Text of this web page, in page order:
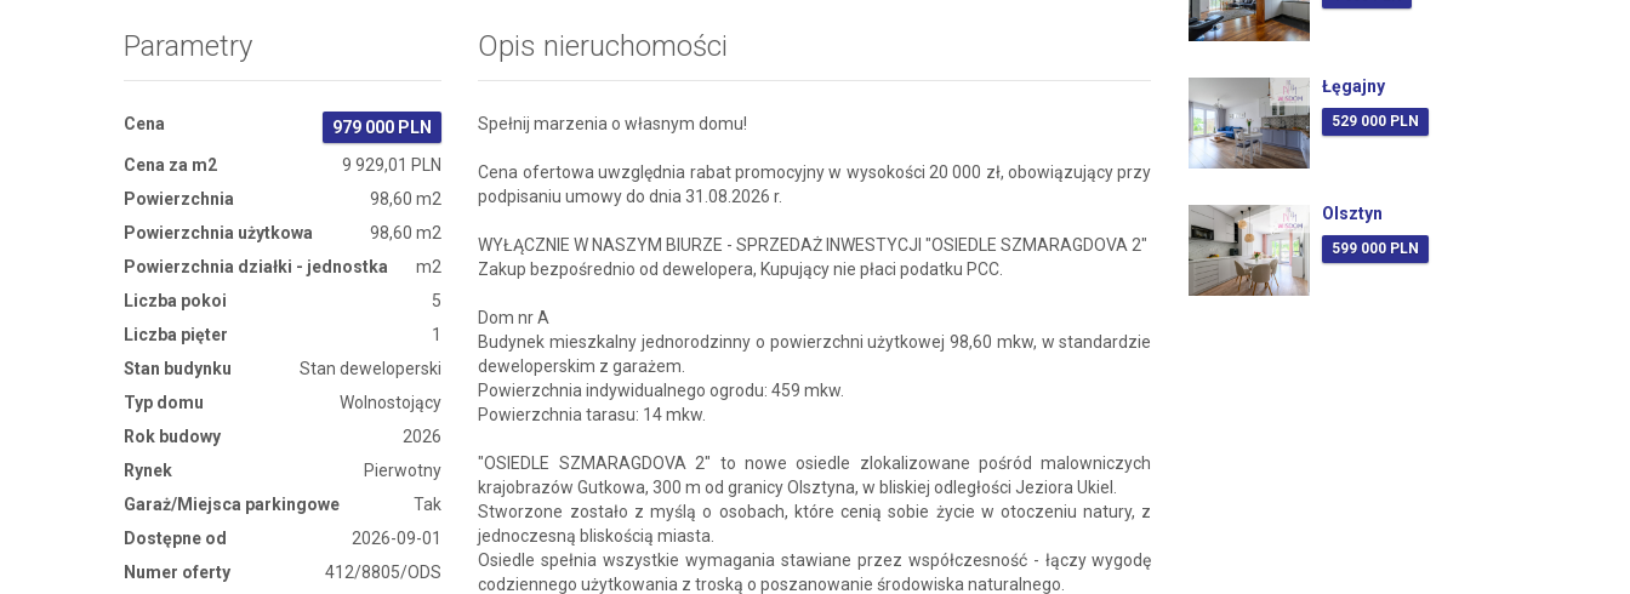
Parametry
Cena
979 000 PLN
Cena za m2
9 929,01 PLN
Powierzchnia
98,60 m2
Powierzchnia użytkowa
98,60 m2
Powierzchnia działki - jednostka
m2
Liczba pokoi
5
Liczba pięter
1
Stan budynku
Stan deweloperski
Typ domu
Wolnostojący
Rok budowy
2026
Rynek
Pierwotny
Garaż/Miejsca parkingowe
Tak
Dostępne od
2026-09-01
Numer oferty
412/8805/ODS
Opis nieruchomości
Spełnij marzenia o własnym domu!
Cena ofertowa uwzględnia rabat promocyjny w wysokości 20 000 zł, obowiązujący przy
podpisaniu umowy do dnia 31.08.2026 r.
WYŁĄCZNIE W NASZYM BIURZE - SPRZEDAŻ INWESTYCJI "OSIEDLE SZMARAGDOVA 2"
Zakup bezpośrednio od dewelopera, Kupujący nie płaci podatku PCC.
Dom nr A
Budynek mieszkalny jednorodzinny o powierzchni użytkowej 98,60 mkw, w standardzie
deweloperskim z garażem.
Powierzchnia indywidualnego ogrodu: 459 mkw.
Powierzchnia tarasu: 14 mkw.
"OSIEDLE SZMARAGDOVA 2" to nowe osiedle zlokalizowane pośród malowniczych
krajobrazów Gutkowa, 300 m od granicy Olsztyna, w bliskiej odległości Jeziora Ukiel.
Stworzone zostało z myślą o osobach, które cenią sobie życie w otoczeniu natury, z
jednoczesną bliskością miasta.
Osiedle spełnia wszystkie wymagania stawiane przez współczesność - łączy wygodę
codziennego użytkowania z troską o poszanowanie środowiska naturalnego.
Łęgajny
529 000 PLN
Olsztyn
599 000 PLN